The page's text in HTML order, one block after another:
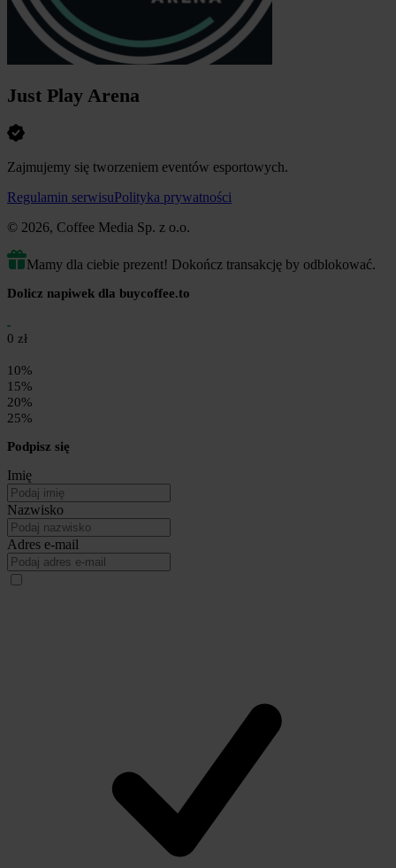
Just Play Arena
Zajmujemy się tworzeniem eventów esportowych.
Regulamin serwisuPolityka prywatności
© 2026, Coffee Media Sp. z o.o.
Mamy dla ciebie prezent! Dokończ transakcję by odblokować.
Dolicz napiwek dla buycoffee.to
0 zł
10%
15%
20%
25%
Podpisz się
Imię
Nazwisko
Adres e-mail